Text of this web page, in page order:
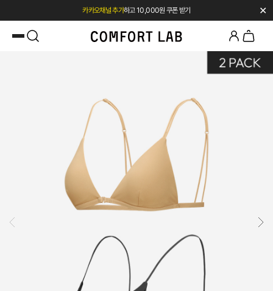
카카오채널 추가하고 10,000원 쿠폰 받기
첫 구매 시 베스트셀러 50% 즉시 할인
✕